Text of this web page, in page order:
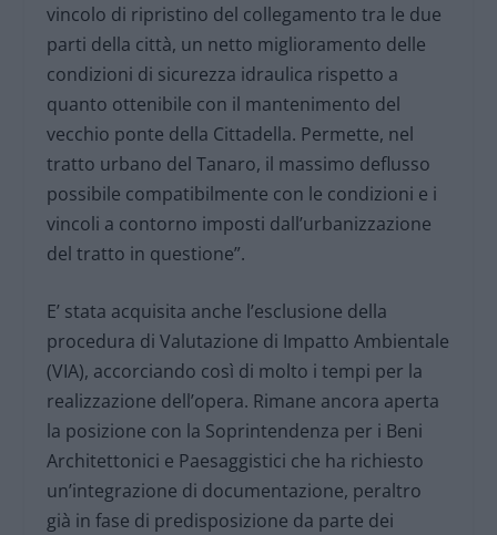
vincolo di ripristino del collegamento tra le due
parti della città, un netto miglioramento delle
condizioni di sicurezza idraulica rispetto a
quanto ottenibile con il mantenimento del
vecchio ponte della Cittadella. Permette, nel
tratto urbano del Tanaro, il massimo deflusso
possibile compatibilmente con le condizioni e i
vincoli a contorno imposti dall’urbanizzazione
del tratto in questione”.
E’ stata acquisita anche l’esclusione della
procedura di Valutazione di Impatto Ambientale
(VIA), accorciando così di molto i tempi per la
realizzazione dell’opera. Rimane ancora aperta
la posizione con la Soprintendenza per i Beni
Architettonici e Paesaggistici che ha richiesto
un’integrazione di documentazione, peraltro
già in fase di predisposizione da parte dei